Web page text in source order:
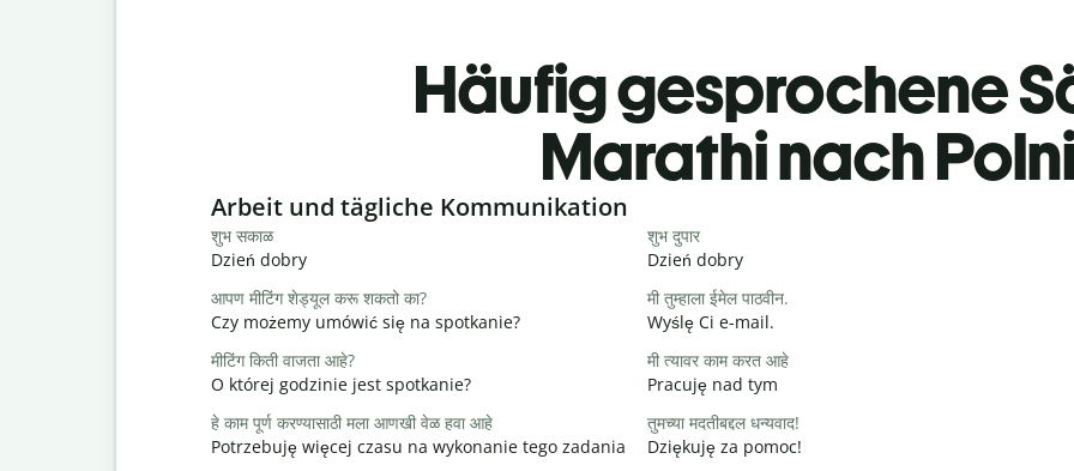
Häufig gesprochene
Marathi nach
Slide 1 of 6
Arbeit und tägliche Kommunikation
शुभ सकाळ
Dzień dobry
शुभ दुपार
Dzień dobry
आपण मीटिंग शेड्यूल करू शकतो का?
Czy możemy umówić się na spotkanie?
मी तुम्हाला ईमेल पाठवीन.
Wyślę Ci e-mail.
मीटिंग किती वाजता आहे?
O której godzinie jest spotkanie?
मी त्यावर काम करत आहे
Pracuję nad tym
हे काम पूर्ण करण्यासाठी मला आणखी वेळ हवा आहे
Potrzebuję więcej czasu na wykonanie tego zadania
तुमच्या मदतीबद्दल धन्यवाद!
Dziękuję za pomoc!